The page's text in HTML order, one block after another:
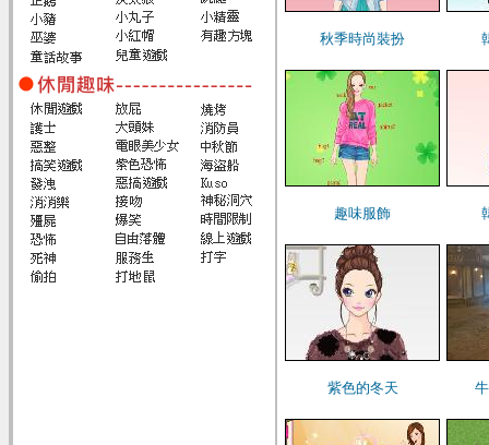
秋季時尚裝扮
趣味服飾
紫色的冬天